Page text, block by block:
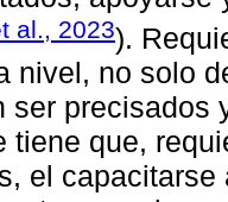
al., 2023).
nivel, no solo
ser precisados
tiene que,
el